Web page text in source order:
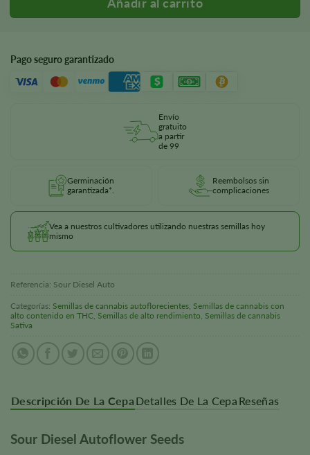
Pago seguro garantizado
Envío
gratuito
a partir
de 99
Germinación
garantizada*.
Reembolsos sin
complicaciones
Vea a nuestros cultivadores utilizando nuestras semillas hoy
mismo
Referencia: Sour Diesel Auto
Categorías: Semillas de cannabis autoflorecientes Semillas de cannabis con
alto contenido en THC Semillas de alto rendimiento Semillas de cannabis
Sativa
Descripción De La Cepa Detalles De La Cepa Reseñas
Sour Diesel Autoflower Seeds